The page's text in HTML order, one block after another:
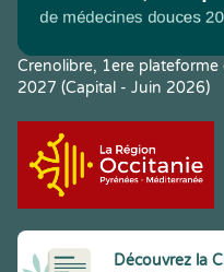
Crenolibre, 1ere
2027 (Capital - Juin 2026)
Découvrez la